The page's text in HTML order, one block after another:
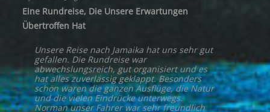
Eine Rundreise, Die Unsere Erwartungen
Übertroffen Hat
Unsere Reise nach Jamaika hat uns sehr gut
gefallen. Die Rundreise war
abwechslungsreich, gut organisiert und es
hat alles zuverlässig geklappt. Besonders
schön waren die ganzen Ausflüge, die Natur
und die vielen Eindrücke unterwegs.
Norman unser Fahrer war sehr freundlich